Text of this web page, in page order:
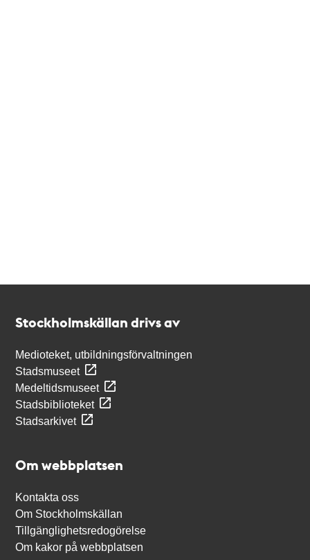
Stockholmskällan drivs av
Medioteket, utbildningsförvaltningen
Stadsmuseet
Medeltidsmuseet
Stadsbiblioteket
Stadsarkivet
Om webbplatsen
Kontakta oss
Om Stockholmskällan
Tillgänglighetsredogörelse
Om kakor på webbplatsen